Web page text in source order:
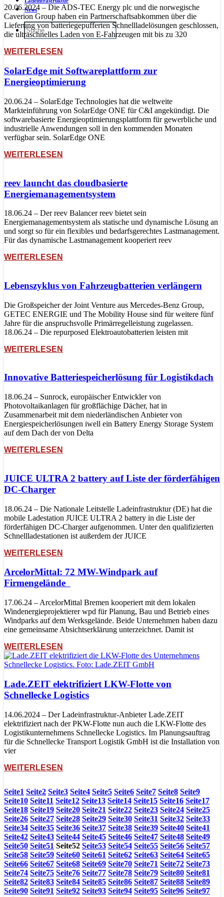
News
20.06.2024 – Die ADS-TEC Energy plc und die norwegische
Caverion Group haben ein Partnerschaftsabkommen über die
Lieferung von batteriegepufferten Schnellladelösungen geschlossen,
die ultraschnelles Laden von E-Fahrzeugen mit bis zu 320
WEITERLESEN
SolarEdge mit Softwareplattform zur
Energieoptimierung
20.06.24 – SolarEdge Technologies hat die weltweite
Markteinführung von SolarEdge ONE für C&I angekündigt. Die
softwarebasierte Energieoptimierungsplattform für gewerbliche und
industrielle Anwendungen soll in den kommenden Monaten
verfügbar sein. SolarEdge ONE
WEITERLESEN
reev launcht das cloudbasierte
Energiemanagementsystem
18.06.24 – Der reev Balancer reev bietet sein
Energiemanagementsystem als statische und dynamische Lösung an
und sorgt so für ein flexibles und bedarfsgerechtes Lastmanagement.
Für das dynamische Lastmanagement kooperiert reev
WEITERLESEN
Lebenszyklus von Fahrzeugbatterien verlängern
Die Großspeicher der Joint Venture aus Mercedes-Benz Group,
GETEC ENERGIE und The Mobility House sind für weitere fünf
Jahre für die anspruchsvolle Primärregelleistung zugelassen.
18.06.24 – Die repurposed Elektroautobatterien leisten mit
WEITERLESEN
Innovative Batteriespeicherlösung für Logistikdach
18.06.24 – Sunrock, europäischer Entwickler von
Photovoltaikanlagen für großflächige Dächer, hat in
Zusammenarbeit mit dem niederländischen Anbieter von
Energiespeicherlösungen iwell ein Battery Energy Storage System
auf dem Dach der von Delta
WEITERLESEN
JUICE ULTRA 2 battery auf Liste der förderfähigen
DC-Charger
18.06.24 – Die Nationale Leitstelle Ladeinfrastruktur (DE) hat die
mobile Ladestation JUICE ULTRA 2 battery in die Liste der
förderfähigen DC-Charger aufgenommen. Unter den qualifizierten
Schnellladestationen ist außerdem der JUICE
WEITERLESEN
ArcelorMittal: 72 MW-Windpark auf
Firmengelände
17.06.24 – ArcelorMittal Bremen kooperiert mit dem lokalen
Windenergieprojektierer wpd für Planung, Bau und Betrieb eines
Windparks auf dem Werksgelände. Beide Unternehmen haben dazu
eine gemeinsame Absichtserklärung unterzeichnet. Damit ist
WEITERLESEN
Lade.ZEIT elektrifiziert LKW-Flotte von
Schnellecke Logistics
14.06.2024 – Der Ladeinfrastruktur-Anbieter Lade.ZEIT
elektrifiziert nach der PKW-Flotte nun auch die LKW-Flotte des
Logistikunternehmens Schnellecke Logistics. Im Planungsauftrag
für die Schnellecke Transport Logistik GmbH ist die Installation von
vier
WEITERLESEN
Seite1 Seite2 Seite3 Seite4 Seite5 Seite6 Seite7 Seite8 Seite9
Seite10 Seite11 Seite12 Seite13 Seite14 Seite15 Seite16 Seite17
Seite18 Seite19 Seite20 Seite21 Seite22 Seite23 Seite24 Seite25
Seite26 Seite27 Seite28 Seite29 Seite30 Seite31 Seite32 Seite33
Seite34 Seite35 Seite36 Seite37 Seite38 Seite39 Seite40 Seite41
Seite42 Seite43 Seite44 Seite45 Seite46 Seite47 Seite48 Seite49
Seite50 Seite51 Seite52 Seite53 Seite54 Seite55 Seite56 Seite57
Seite58 Seite59 Seite60 Seite61 Seite62 Seite63 Seite64 Seite65
Seite66 Seite67 Seite68 Seite69 Seite70 Seite71 Seite72 Seite73
Seite74 Seite75 Seite76 Seite77 Seite78 Seite79 Seite80 Seite81
Seite82 Seite83 Seite84 Seite85 Seite86 Seite87 Seite88 Seite89
Seite90 Seite91 Seite92 Seite93 Seite94 Seite95 Seite96 Seite97